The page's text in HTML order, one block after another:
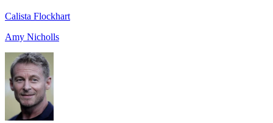
Calista Flockhart
Amy Nicholls